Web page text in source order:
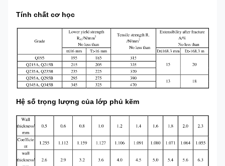
Tính chất cơ học
Hệ số trọng lượng của lớp phủ kẽm